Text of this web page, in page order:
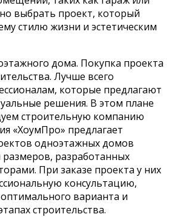
выбрать проект, который
стилю жизни и эстетическим
дома. Покупка проекта
Лучше всего
которые предлагают
решения. В этом плане
строительную компанию
«ХоумПро» предлагает
одноэтажных домов
размеров, разработанных
При заказе проекта у них
консультацию,
варианта и
строительства.